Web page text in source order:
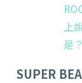
上
是？
SUPER